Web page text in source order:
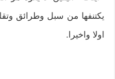
‬يكتنفها من سبل وطرائق
اولا واخيرا‮. ‬